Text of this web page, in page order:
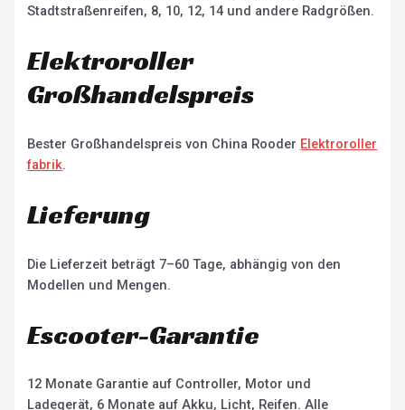
Stadtstraßenreifen, 8, 10, 12, 14 und andere Radgrößen.
Elektroroller
Großhandelspreis
Bester Großhandelspreis von China Rooder Elektroroller
fabrik.
Lieferung
Die Lieferzeit beträgt 7–60 Tage, abhängig von den
Modellen und Mengen.
Escooter-Garantie
12 Monate Garantie auf Controller, Motor und
Ladegerät, 6 Monate auf Akku, Licht, Reifen. Alle